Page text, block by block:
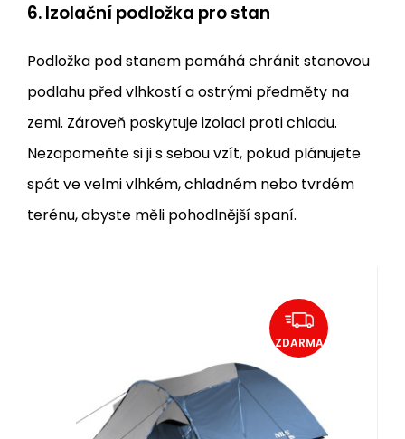
6.Izolační podložka pro stan
Podložka pod stanem pomáhá chránit stanovou
podlahu před vlhkostí a ostrými předměty na
zemi. Zároveň poskytuje izolaci proti chladu.
Nezapomeňte si ji s sebou vzít, pokud plánujete
spát ve velmi vlhkém, chladném nebo tvrdém
terénu, abyste měli pohodlnější spaní.
ZDARMA
NC6012 TREKKER MODRO-SIVÝ
TURISTICKÝ STAN NILS CAMP
5907695518887
NILS Camp NC6012 Trekker je určený pre
4 osoby. Dvojplášťový stan je zložený s
3 sklolaminátovými tyčami a má
predsieň so spálňou. Hmotnosť 4,6 kg.